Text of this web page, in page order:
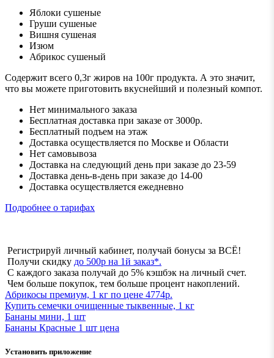
Яблоки сушеные
Груши сушеные
Вишня сушеная
Изюм
Абрикос сушеный
Содержит всего 0,3г жиров на 100г продукта. А это значит,
что вы можете приготовить вкуснейший и полезный компот.
Нет минимального заказа
Бесплатная доставка при заказе от 3000р.
Бесплатный подъем на этаж
Доставка осуществляется по Москве и Области
Нет самовывоза
Доставка на следующий день при заказе до 23-59
Доставка день-в-день при заказе до 14-00
Доставка осуществляется ежедневно
Подробнее о тарифах
Регистрируй личный кабинет, получай бонусы за ВСЁ!
Получи скидку до 500р на 1й заказ*.
С каждого заказа получай до 5% кэшбэк на личный счет.
Чем больше покупок, тем больше процент накоплений.
Абрикосы премиум, 1 кг по цене 4774р.
Купить семечки очищенные тыквенные, 1 кг
Бананы мини, 1 шт
Бананы Красные 1 шт ценa
Установить приложение